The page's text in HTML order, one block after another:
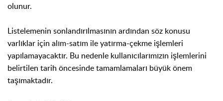
olunur.
Listelemenin sonlandırılmasının ardından söz konusu
varlıklar için alım-satım ile yatırma-çekme işlemleri
yapılamayacaktır. Bu nedenle kullanıcılarımızın işlemlerini
belirtilen tarih öncesinde tamamlamaları büyük önem
taşımaktadır.